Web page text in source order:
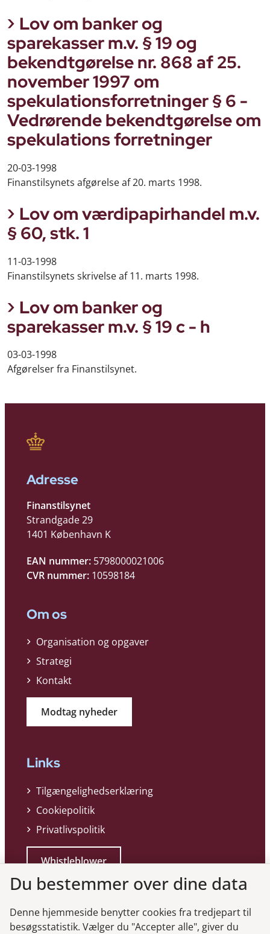
Lov om banker og
sparekasser m.v. § 19 og
bekendtgørelse nr. 868 af 25.
november 1997 om
spekulationsforretninger § 6 -
Vedrørende bekendtgørelse om
spekulations forretninger
20-03-1998
Finanstilsynets afgørelse af 20. marts 1998.
Lov om værdipapirhandel m.v.
§ 60, stk. 1
11-03-1998
Finanstilsynets skrivelse af 11. marts 1998.
Lov om banker og
sparekasser m.v. § 19 c - h
03-03-1998
Afgørelser fra Finanstilsynet.
Adresse
Finanstilsynet
Strandgade 29
1401 København K
EAN nummer: 5798000021006
CVR nummer: 10598184
Om os
Organisation og opgaver
Strategi
Kontakt
Modtag nyheder
Links
Tilgængelighedserklæring
Cookiepolitik
Privatlivspolitik
Whistleblower
Du bestemmer over dine data
Denne hjemmeside benytter cookies fra tredjepart til
besøgsstatistik. Vælger du "Accepter alle", giver du